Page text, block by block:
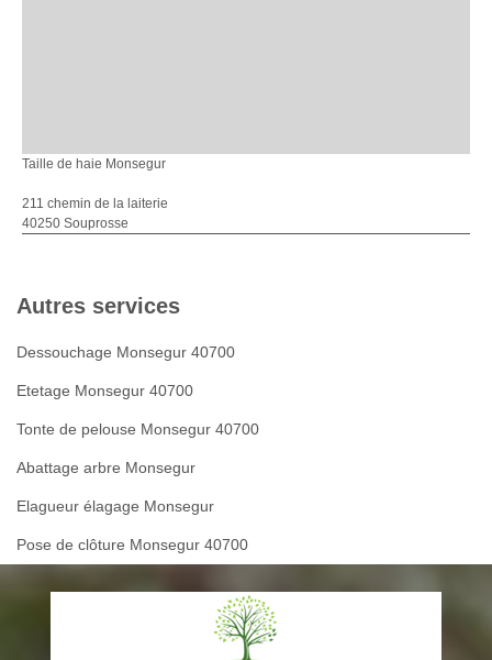
Taille de haie Monsegur
211 chemin de la laiterie
40250 Souprosse
Autres services
Dessouchage Monsegur 40700
Etetage Monsegur 40700
Tonte de pelouse Monsegur 40700
Abattage arbre Monsegur
Elagueur élagage Monsegur
Pose de clôture Monsegur 40700